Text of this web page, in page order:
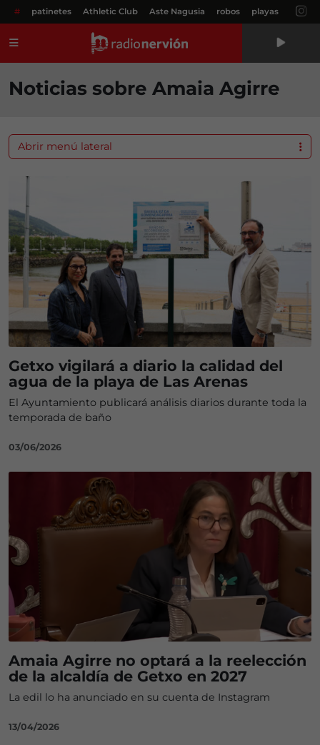
# patinetes Athletic Club Aste Nagusia robos playas
Noticias sobre Amaia Agirre
Getxo vigilará a diario la calidad del
agua de la playa de Las Arenas
El Ayuntamiento publicará análisis diarios durante toda la
temporada de baño
03/06/2026
Amaia Agirre no optará a la reelección
de la alcaldía de Getxo en 2027
La edil lo ha anunciado en su cuenta de Instagram
13/04/2026
Abrir menú lateral